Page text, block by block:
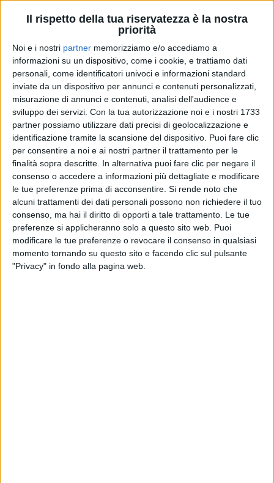
Il rispetto della tua riservatezza è la nostra
priorità
Noi e i nostri partner memorizziamo e/o accediamo a
informazioni su un dispositivo, come i cookie, e trattiamo dati
personali, come identificatori univoci e informazioni standard
inviate da un dispositivo per annunci e contenuti personalizzati,
misurazione di annunci e contenuti, analisi dell'audience e
sviluppo dei servizi. Con la tua autorizzazione noi e i nostri 1733
partner possiamo utilizzare dati precisi di geolocalizzazione e
identificazione tramite la scansione del dispositivo. Puoi fare clic
per consentire a noi e ai nostri partner il trattamento per le
finalità sopra descritte. In alternativa puoi fare clic per negare il
consenso o accedere a informazioni più dettagliate e modificare
le tue preferenze prima di acconsentire. Si rende noto che
alcuni trattamenti dei dati personali possono non richiedere il tuo
consenso, ma hai il diritto di opporti a tale trattamento. Le tue
preferenze si applicheranno solo a questo sito web. Puoi
modificare le tue preferenze o revocare il consenso in qualsiasi
momento tornando su questo sito e facendo clic sul pulsante
"Privacy" in fondo alla pagina web.
ricevuto un’accoglienza entusiasta nei Festival di
moltissimi Paesi, dalla Spagna all’Australia. La
domanda viene spontanea:come si trova il tempo
di fare il cantante e il regista a livelli così alti?
Secondo l’artista, la chiave sta nella passione: “Ma
guarda, anch'io mi faccio spesso questa domanda
perché veramente mi rendo conto che a volte le mie
giornate volano via così, seguendo tutta una serie di
cose. Ma quello che alla fine mi anima e non mi fa
sentire tutto questo lavoro è proprio la passione che
ci metto nelle cose che faccio, cioè le faccio
principalmente per me stesso. Quindi sia la musica
che la regia sono cose che faccio perché mi fanno
stare bene, mi danno delle belle vibrazioni, mi fanno
sentire che sto valorizzando il mio tempo e sto
facendo delle cose che mi appassionano e quindi a
volte poi mi ritrovo che è già mezzanotte o l'una e
magari erano 5 ore che stavo lì che ritoccavo gli
accordi di una canzone, oppure magari riscrivevo